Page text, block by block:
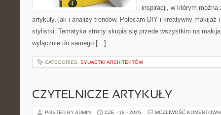
inspiracji, w którym
artykuły, jak i analizy trendów. Polecam DIY i kreatywny makijaż
stylistki. Tematyka strony skupia się przede wszystkim na
wyłącznie do samego […]
CATEGORIES: SYLWETKI ARCHITEKTÓW
CZYTELNICZE ARTYKUŁY
POSTED BY ADMIN CZE - 18 - 2026 MOŻLIWOŚĆ